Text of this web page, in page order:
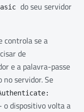
do seu servidor
controla se a
de
e a palavra-passe
no servidor. Se
Authenticate:
o dispositivo volta a